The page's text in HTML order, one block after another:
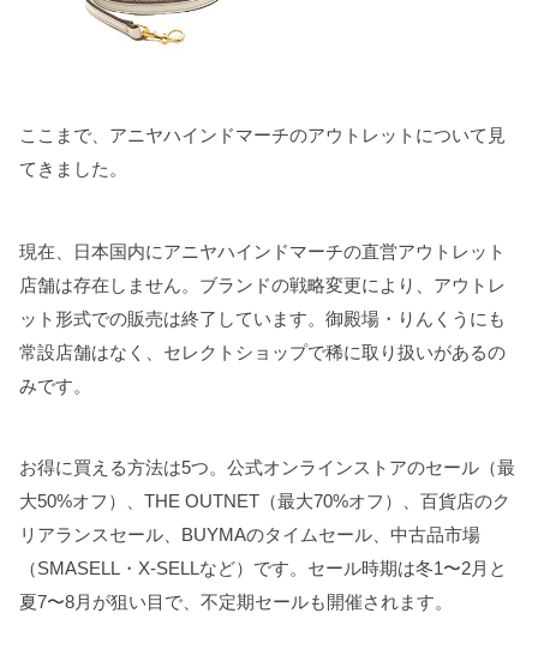
ここまで、アニヤハインドマーチのアウトレットについて見
てきました。
現在、日本国内にアニヤハインドマーチの直営アウトレット
店舗は存在しません。ブランドの戦略変更により、アウトレ
ット形式での販売は終了しています。御殿場・りんくうにも
常設店舗はなく、セレクトショップで稀に取り扱いがあるの
みです。
お得に買える方法は5つ。公式オンラインストアのセール（最
大50%オフ）、THE OUTNET（最大70%オフ）、百貨店のク
リアランスセール、BUYMAのタイムセール、中古品市場
（SMASELL・X-SELLなど）です。セール時期は冬1〜2月と
夏7〜8月が狙い目で、不定期セールも開催されます。